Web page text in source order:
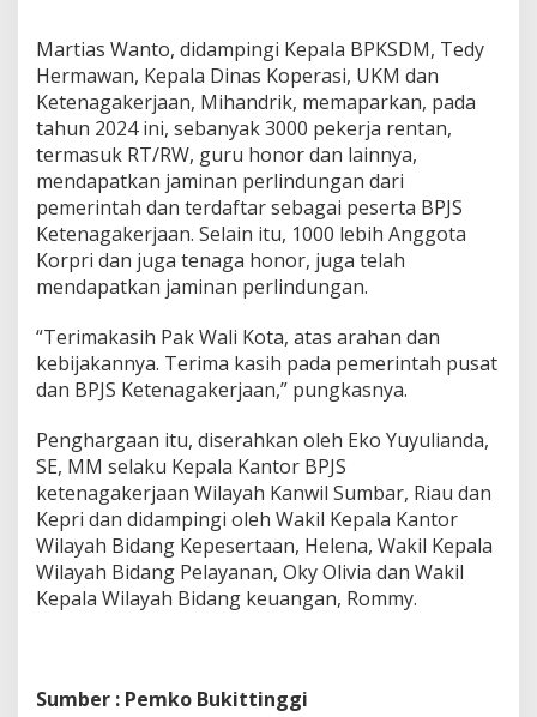
Martias Wanto, didampingi Kepala BPKSDM, Tedy
Hermawan, Kepala Dinas Koperasi, UKM dan
Ketenagakerjaan, Mihandrik, memaparkan, pada
tahun 2024 ini, sebanyak 3000 pekerja rentan,
termasuk RT/RW, guru honor dan lainnya,
mendapatkan jaminan perlindungan dari
pemerintah dan terdaftar sebagai peserta BPJS
Ketenagakerjaan. Selain itu, 1000 lebih Anggota
Korpri dan juga tenaga honor, juga telah
mendapatkan jaminan perlindungan.
“Terimakasih Pak Wali Kota, atas arahan dan
kebijakannya. Terima kasih pada pemerintah pusat
dan BPJS Ketenagakerjaan,” pungkasnya.
Penghargaan itu, diserahkan oleh Eko Yuyulianda,
SE, MM selaku Kepala Kantor BPJS
ketenagakerjaan Wilayah Kanwil Sumbar, Riau dan
Kepri dan didampingi oleh Wakil Kepala Kantor
Wilayah Bidang Kepesertaan, Helena, Wakil Kepala
Wilayah Bidang Pelayanan, Oky Olivia dan Wakil
Kepala Wilayah Bidang keuangan, Rommy.
Sumber : Pemko Bukittinggi